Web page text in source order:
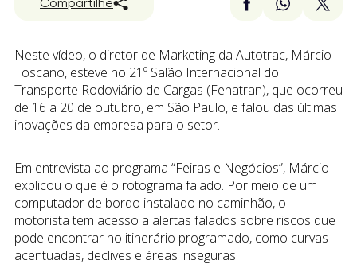
Neste vídeo, o diretor de Marketing da Autotrac, Márcio
Toscano, esteve no 21º Salão Internacional do
Transporte Rodoviário de Cargas (Fenatran), que ocorreu
de 16 a 20 de outubro, em São Paulo, e falou das últimas
inovações da empresa para o setor.
Em entrevista ao programa “Feiras e Negócios”, Márcio
explicou o que é o rotograma falado. Por meio de um
computador de bordo instalado no caminhão, o
motorista tem acesso a alertas falados sobre riscos que
pode encontrar no itinerário programado, como curvas
acentuadas, declives e áreas inseguras.